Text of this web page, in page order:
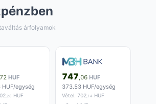
árfolyamok
HUF
egység
,28 HUF
747 ,06 HUF
373.53 HUF/egység
Vétel: 702 ,14 HUF